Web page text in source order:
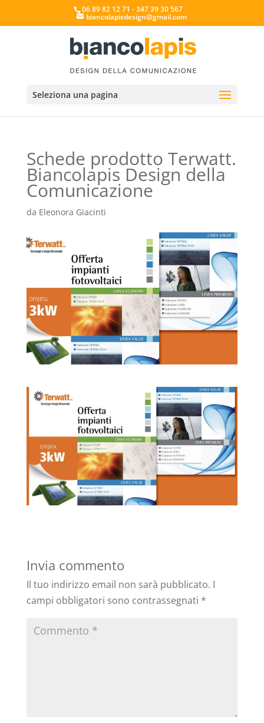
06 89 82 12 71 - 347 39 30 567
biancolapisdesign@gmail.com
Seleziona una pagina
Schede prodotto Terwatt.
Biancolapis Design della
Comunicazione
da Eleonora Giacinti
Invia commento
Il tuo indirizzo email non sarà pubblicato. I
campi obbligatori sono contrassegnati *